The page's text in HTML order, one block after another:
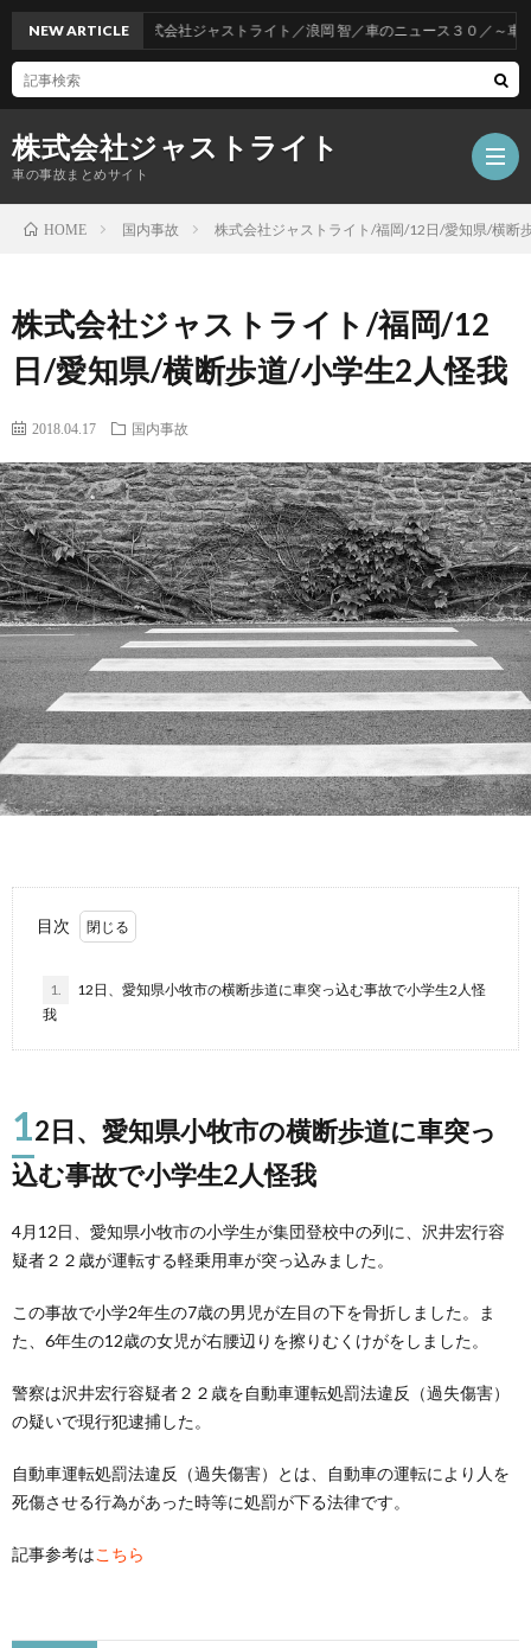
株式会社ジャストライト
車の事故まとめサイト
故
事
故
酒
運
転
NEW ARTICLE株式会社ジャストライト／浪岡 智／車のニュース３０／～車をお
HOME 国内事故 株式会社ジャストライト/福岡/12日/愛知県/横断
株式会社ジャストライト/福岡/12
日/愛知県/横断歩道/小学生2人怪我
2018.04.17 国内事故
目次
1.
12日、愛知県小牧市の横断歩道に車突っ込む事故で小学生2人怪
我
12日、愛知県小牧市の横断歩道に車突っ
込む事故で小学生2人怪我
4月12日、愛知県小牧市の小学生が集団登校中の列に、沢井宏行容
疑者２２歳が運転する軽乗用車が突っ込みました。
この事故で小学2年生の7歳の男児が左目の下を骨折しました。ま
た、6年生の12歳の女児が右腰辺りを擦りむくけがをしました。
警察は沢井宏行容疑者２２歳を自動車運転処罰法違反（過失傷害）
の疑いで現行犯逮捕した。
自動車運転処罰法違反（過失傷害）とは、自動車の運転により人を
死傷させる行為があった時等に処罰が下る法律です。
記事参考はこちら